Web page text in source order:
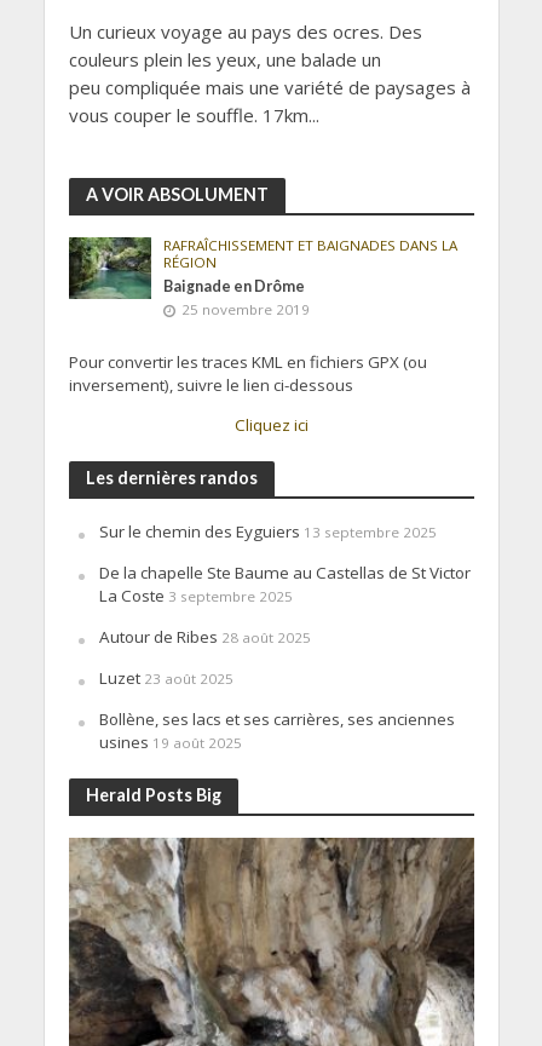
Un curieux voyage au pays des ocres. Des
couleurs plein les yeux, une balade un
peu compliquée mais une variété de paysages à
vous couper le souffle. 17km...
A VOIR ABSOLUMENT
RAFRAÎCHISSEMENT ET BAIGNADES DANS LA
RÉGION
Baignade en Drôme
25 novembre 2019
Pour convertir les traces KML en fichiers GPX (ou
inversement), suivre le lien ci-dessous
Cliquez ici
Les dernières randos
Sur le chemin des Eyguiers 13 septembre 2025
De la chapelle Ste Baume au Castellas de St Victor
La Coste 3 septembre 2025
Autour de Ribes 28 août 2025
Luzet 23 août 2025
Bollène, ses lacs et ses carrières, ses anciennes
usines 19 août 2025
Herald Posts Big